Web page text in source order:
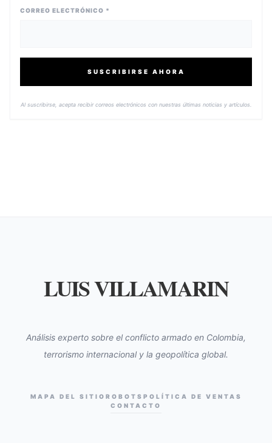
CORREO ELECTRÓNICO *
SUSCRIBIRSE AHORA
Al suscribirse, acepta recibir correos electrónicos con nuestras últimas noticias y artículos.
LUIS VILLAMARIN
Análisis experto sobre el conflicto armado en Colombia,
terrorismo internacional y la geopolítica global.
MAPA DEL SITIO ROBOTS POLÍTICA DE VENTAS
CONTACTO